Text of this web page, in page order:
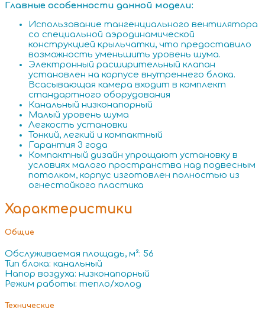
Главные особенности данной модели:
Использование тангенциального вентилятора
со специальной аэродинамической
конструкцией крыльчатки, что предоставило
возможность уменьшить уровень шума.
Электронный расширительный клапан
установлен на корпусе внутреннего блока.
Всасывающая камера входит в комплект
стандартного оборудования
Канальный низконапорный
Малый уровень шума
Легкость установки
Тонкий, легкий и компактный
Гарантия 3 года
Компактный дизайн упрощают установку в
условиях малого пространства над подвесным
потолком, корпус изготовлен полностью из
огнестойкого пластика
Характеристики
Общие
Обслуживаемая площадь, м²: 56
Тип блока: канальный
Напор воздуха: низконапорный
Режим работы: тепло/холод
Технические